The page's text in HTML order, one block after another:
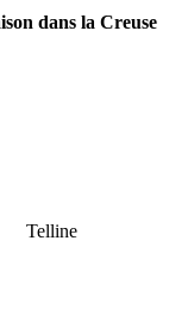
dans la Creuse
Telline